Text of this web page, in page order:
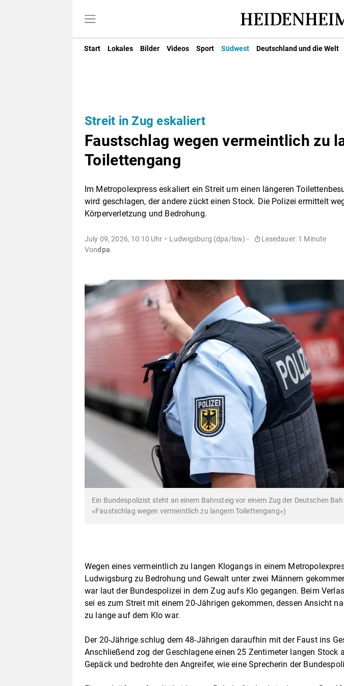
Start Lokales Bilder Videos Sport Südwest Deutschland und die Welt
Streit in Zug eskaliert
Faustschlag wegen vermeintlich zu
Toilettengang
Im Metropolexpress eskaliert ein Streit um einen längeren
wird geschlagen, der andere zückt einen Stock. Die Polizei ermittelt
Körperverletzung und Bedrohung.
July 09, 2026, 10:10 Uhr Ludwigsburg (dpa/lsw) -
Lesedauer: 1 Minute
Vondpa
Ein Bundespolizist steht an einem Bahnsteig vor einem Zug der Deutschen
«Faustschlag wegen vermeintlich zu langem Toilettengang»)
Wegen eines vermeintlich zu langen Klogangs in einem
Ludwigsburg zu Bedrohung und Gewalt unter zwei Männern
war laut der Bundespolizei in dem Zug aufs Klo gegangen. Beim
sei es zum Streit mit einem 20-Jährigen gekommen, dessen Ansicht
zu lange auf dem Klo war.
Der 20-Jährige schlug dem 48-Jährigen daraufhin mit der Faust ins
Anschließend zog der Geschlagene einen 25 Zentimeter langen Stock
Gepäck und bedrohte den Angreifer, wie eine Sprecherin der